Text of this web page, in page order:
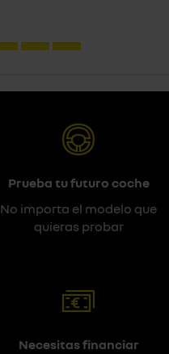
Prueba tu futuro coche
No importa el modelo que
quieras probar
Necesitas financiar